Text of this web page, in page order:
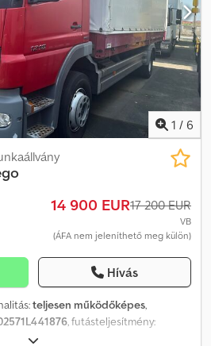
EU-s értékesítés: nettó ár, céges
ellenében ÁFA-kaució 2000 €
Iro Ai Asf - Vámrendszám -
szállítás - Szálláslehetőségek
vagy Passau vasútállomásról
1 / 6
14 900 EUR17 200 EUR
VB
(ÁFA nem jeleníthető meg külön)
Hívás
teljesen működőképes,
, futásteljesítmény:
130 kW (176,75 LE)